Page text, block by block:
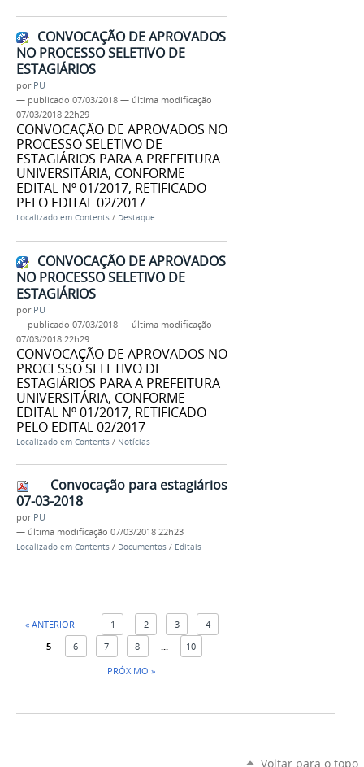
CONVOCAÇÃO DE APROVADOS
NO PROCESSO SELETIVO DE
ESTAGIÁRIOS
por PU
— publicado 07/03/2018 — última modificação
07/03/2018 22h29
CONVOCAÇÃO DE APROVADOS NO
PROCESSO SELETIVO DE
ESTAGIÁRIOS PARA A PREFEITURA
UNIVERSITÁRIA, CONFORME
EDITAL Nº 01/2017, RETIFICADO
PELO EDITAL 02/2017
Localizado em Contents / Destaque
CONVOCAÇÃO DE APROVADOS
NO PROCESSO SELETIVO DE
ESTAGIÁRIOS
por PU
— publicado 07/03/2018 — última modificação
07/03/2018 22h29
CONVOCAÇÃO DE APROVADOS NO
PROCESSO SELETIVO DE
ESTAGIÁRIOS PARA A PREFEITURA
UNIVERSITÁRIA, CONFORME
EDITAL Nº 01/2017, RETIFICADO
PELO EDITAL 02/2017
Localizado em Contents / Notícias
Convocação para estagiários
07-03-2018
por PU
— última modificação 07/03/2018 22h23
Localizado em Contents / Documentos / Editais
« ANTERIOR 1 2 3
4
5
6 7 8 ...
10
PRÓXIMO »
Voltar para o topo